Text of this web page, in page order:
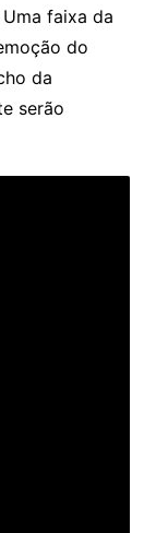
faixa da
do
da
serão